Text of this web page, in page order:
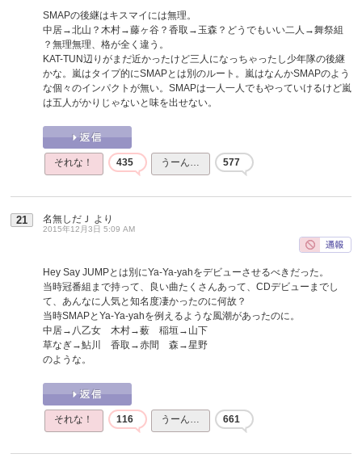
SMAPの後継はキスマイには無理。
中居→北山？木村→藤ヶ谷？香取→玉森？どうでもいい二人→舞祭組
？無理無理、格が全く違う。
KAT-TUN辺りがまだ近かったけど三人になっちゃったし少年隊の後継
かな。嵐はタイプ的にSMAPとは別のルート。嵐はなんかSMAPのよう
な個々のインパクトが無い。SMAPは一人一人でもやっていけるけど嵐
は五人がかりじゃないと味を出せない。
それな！ 435 うーん… 577
21 名無しだＪ より
2015年12月3日 5:09 AM
Hey Say JUMPとは別にYa-Ya-yahをデビューさせるべきだった。
当時冠番組まで持って、良い曲たくさんあって、CDデビューまでし
て、あんなに人気と知名度凄かったのに何故？
当時SMAPとYa-Ya-yahを例えるような風潮があったのに。
中居→八乙女 木村→薮 稲垣→山下
草なぎ→鮎川 香取→赤間 森→星野
のような。
それな！ 116 うーん… 661